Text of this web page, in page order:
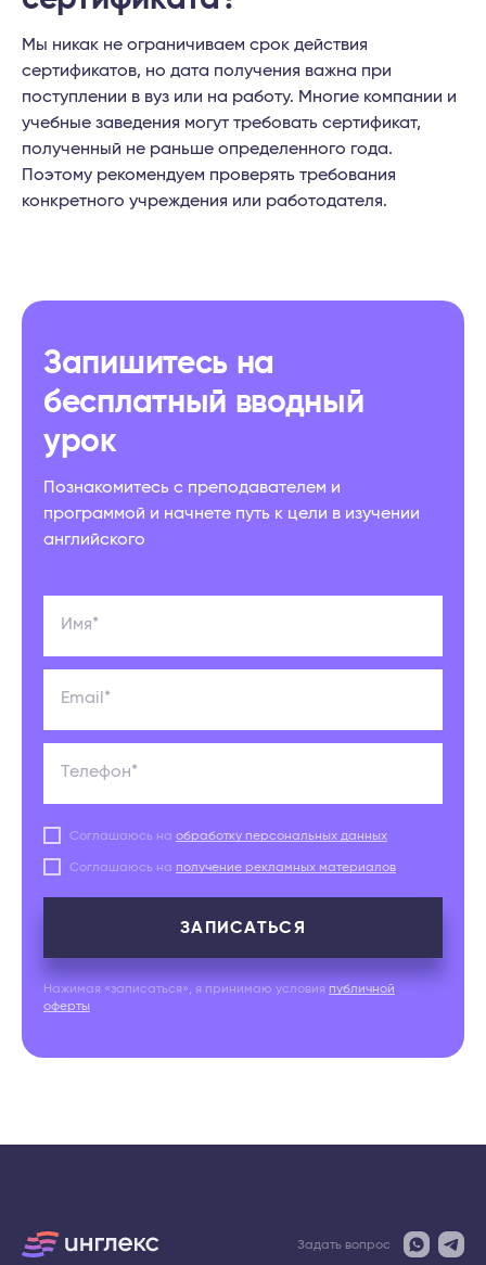
Мы никак не ограничиваем срок действия
сертификатов, но дата получения важна при
поступлении в вуз или на работу. Многие компании и
учебные заведения могут требовать сертификат,
полученный не раньше определенного года.
Поэтому рекомендуем проверять требования
конкретного учреждения или работодателя.
Запишитесь на
бесплатный вводный
урок
Познакомитесь с преподавателем и
программой и начнете путь к цели в изучении
английского
Имя*
Email*
Телефон*
Соглашаюсь на обработку персональных данных
Соглашаюсь на получение рекламных материалов
ЗАПИСАТЬСЯ
Нажимая «записаться», я принимаю условия публичной
оферты
Задать вопрос